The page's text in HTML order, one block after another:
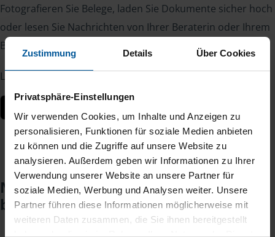
Zustimmung Details Über Cookies
Privatsphäre-Einstellungen
Wir verwenden Cookies, um Inhalte und Anzeigen zu
personalisieren, Funktionen für soziale Medien anbieten
zu können und die Zugriffe auf unsere Website zu
analysieren. Außerdem geben wir Informationen zu Ihrer
Verwendung unserer Website an unsere Partner für
soziale Medien, Werbung und Analysen weiter. Unsere
Partner führen diese Informationen möglicherweise mit
weiteren Daten zusammen, die Sie ihnen bereitgestellt
haben oder die sie im Rahmen Ihrer Nutzung der Dienste
Fotografieren Sie Belege, laden Sie Dokumente sicher hoch
oder lesen Sie Nachrichten von Ihrer Beraterin oder Ihrem
Berater – jederzeit und von überall.
Laden Sie die App kostenlos herunter:
Noch keinen Zugang? So einfach
beantragen Sie ihn.